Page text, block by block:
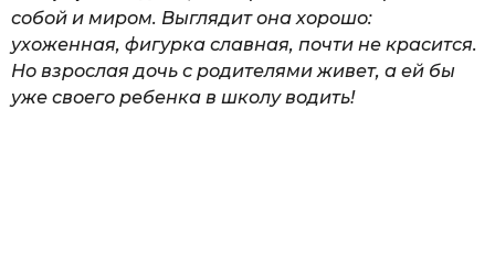
собой и миром. Выглядит она хорошо:
ухоженная, фигурка славная, почти не красится.
Но взрослая дочь с родителями живет, а ей бы
уже своего ребенка в школу водить!